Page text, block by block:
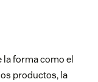
la forma como el
los productos, la